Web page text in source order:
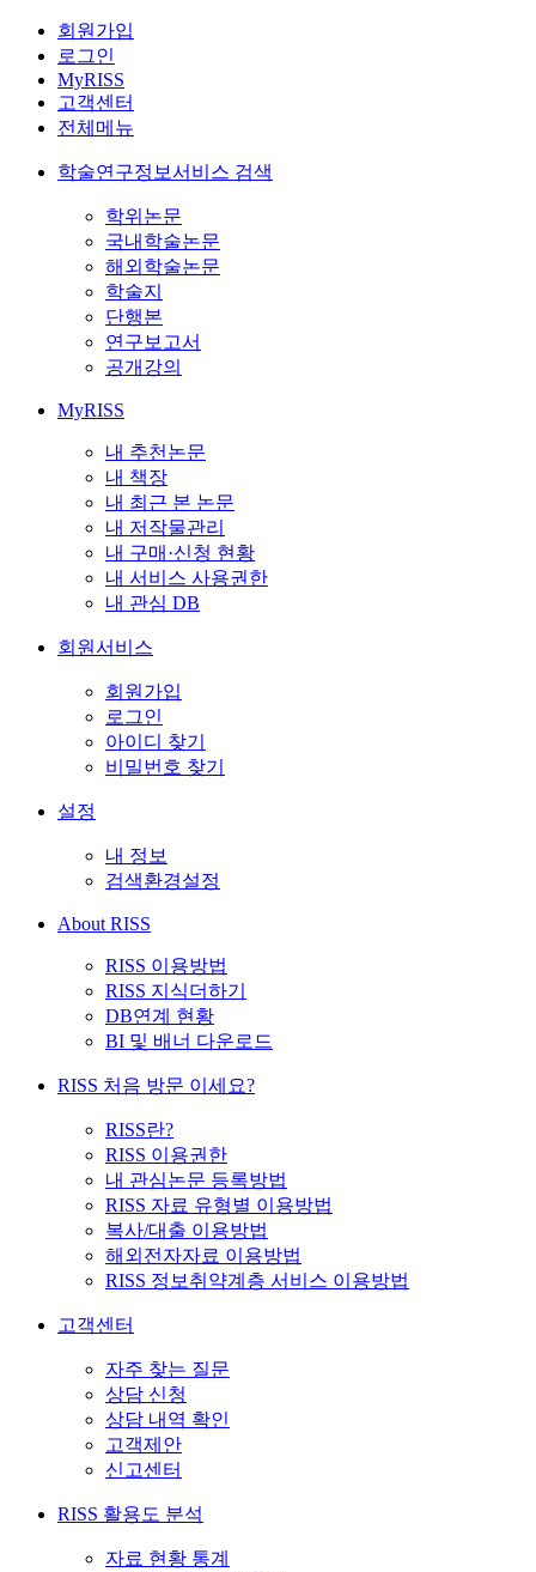
회원가입
로그인
MyRISS
고객센터
전체메뉴
학술연구정보서비스 검색
학위논문
국내학술논문
해외학술논문
학술지
단행본
연구보고서
공개강의
MyRISS
내 추천논문
내 책장
내 최근 본 논문
내 저작물관리
내 구매·신청 현황
내 서비스 사용권한
내 관심 DB
회원서비스
회원가입
로그인
아이디 찾기
비밀번호 찾기
설정
내 정보
검색환경설정
About RISS
RISS 이용방법
RISS 지식더하기
DB연계 현황
BI 및 배너 다운로드
RISS 처음 방문 이세요?
RISS란?
RISS 이용권한
내 관심논문 등록방법
RISS 자료 유형별 이용방법
복사/대출 이용방법
해외전자자료 이용방법
RISS 정보취약계층 서비스 이용방법
고객센터
자주 찾는 질문
상담 신청
상담 내역 확인
고객제안
신고센터
RISS 활용도 분석
자료 현황 통계